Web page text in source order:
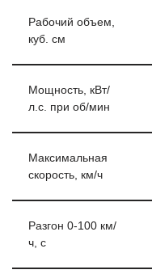
Рабочий объем,
куб. см
Мощность, кВт/
л.с. при об/мин
Максимальная
скорость, км/ч
Разгон 0-100 км/
ч, с